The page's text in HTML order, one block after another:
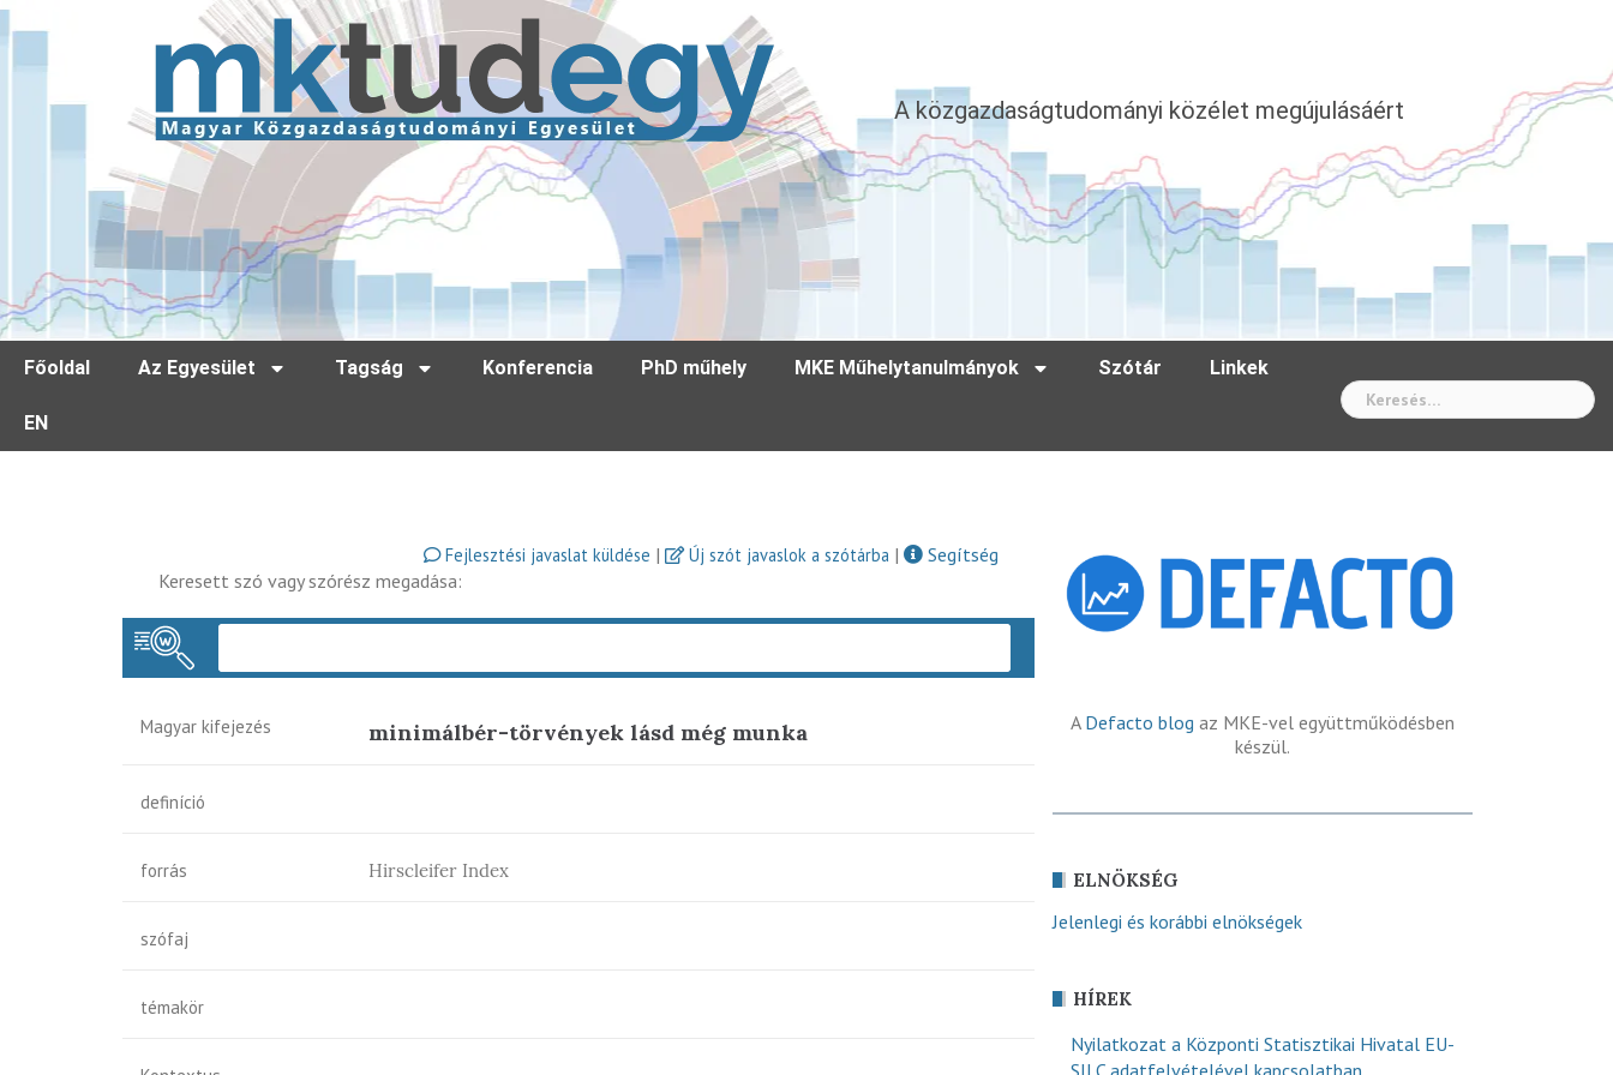
A közgazdaságtudományi közélet megújulásáért
Főoldal Az Egyesület Tagság Konferencia PhD műhely MKE Műhelytanulmányok Szótár Linkek
EN
Fejlesztési javaslat küldése | Új szót javaslok a szótárba |
Segítség
Keresett szó vagy szórész megadása:
Magyar kifejezés minimálbér-törvények lásd még munka
definíció
forrás Hirscleifer Index
szófaj
témakör
A Defacto blog az MKE-vel együttműködésben
készül.
ELNÖKSÉG
Jelenlegi és korábbi elnökségek
HÍREK
Nyilatkozat a Központi Statisztikai Hivatal EU-
SILC adatfelvételével kapcsolatban